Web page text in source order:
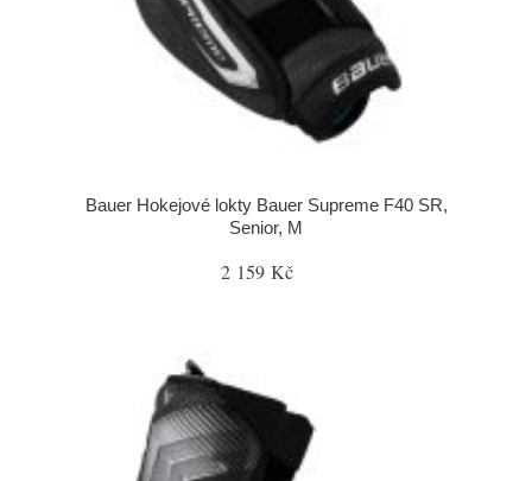
Bauer Hokejové lokty Bauer Supreme F40 SR,
Senior, M
2 159 Kč